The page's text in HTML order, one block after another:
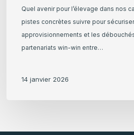
Quel avenir pour l’élevage dans nos
pistes concrètes suivre pour
approvisionnements et les
partenariats win-win entre…
14 janvier 2026